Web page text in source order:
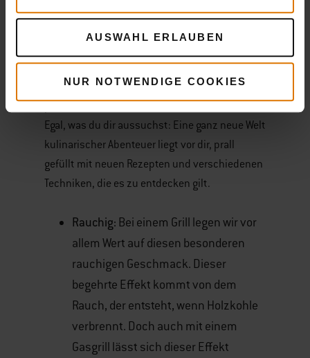
AUSWAHL ERLAUBEN
NUR NOTWENDIGE COOKIES
einen Holzkohlegrill?
Sich zwischen einem Holzkohlegrill oder
Gasgrill zu entscheiden, ist eine Sache des
persönlichen Geschmacks und der Vorlieben.
Egal, was du dir aussuchst: Eine ganz neue Welt
kulinarischer Abenteuer liegt vor dir, prall
gefüllt mit neuen Rezepten und verschiedenen
Techniken, die es zu entdecken gilt.
Rauchig: Bei einem Grill legen wir vor
allem Wert auf diesen besonderen
rauchigen Geschmack. Dieser
begehrte Effekt kommt von dem
Rauch, der entsteht, wenn Holzkohle
verbrennt. Doch auch mit einem
Gasgrill lässt sich dieser Effekt